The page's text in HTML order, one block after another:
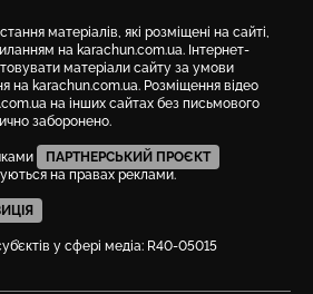
матеріалів, які розміщені на сайті,
на karachun.com.ua. Інтернет-
матеріали сайту за умови
на karachun.com.ua. Розміщення відео
на інших сайтах без письмового
заборонено.
ПАРТНЕРСЬКИЙ ПРОЄКТ
на правах реклами.
у сфері медіа: R40-05015